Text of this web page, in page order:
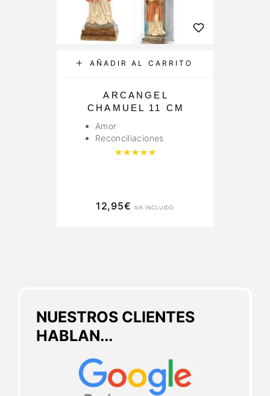
NUESTROS CLIENTES
HABLAN...
AÑADIR AL CARRITO
ARCANGEL
CHAMUEL 11 CM
Amor
Reconciliaciones
Valorado con
12,95€ IVA INCLUIDO